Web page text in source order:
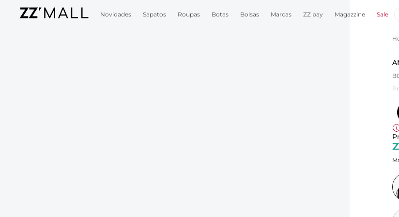
Novidades Sapatos Roupas Botas Bolsas Marcas ZZ pay Magazzine Sale